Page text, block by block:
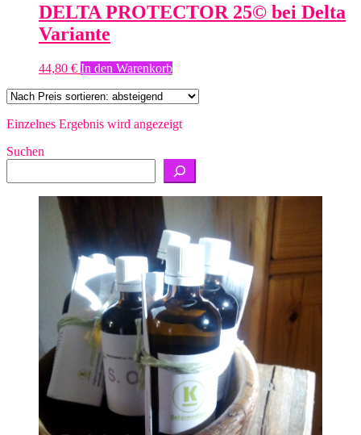
DELTA PROTECTOR 25© bei Delta
Variante
44,80 € In den Warenkorb
Einzelnes Ergebnis wird angezeigt
Suchen